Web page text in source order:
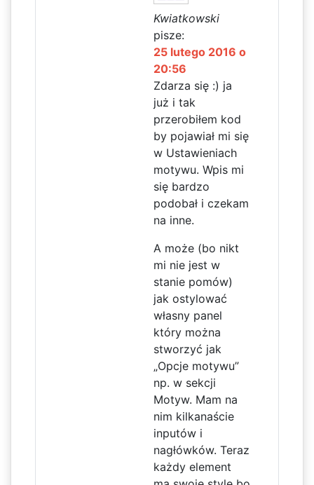
Kwiatkowski
pisze:
25 lutego 2016 o
20:56
Zdarza się :) ja
już i tak
przerobiłem kod
by pojawiał mi się
w Ustawieniach
motywu. Wpis mi
się bardzo
podobał i czekam
na inne.
A może (bo nikt
mi nie jest w
stanie pomów)
jak ostylować
własny panel
który można
stworzyć jak
„Opcje motywu”
np. w sekcji
Motyw. Mam na
nim kilkanaście
inputów i
nagłówków. Teraz
każdy element